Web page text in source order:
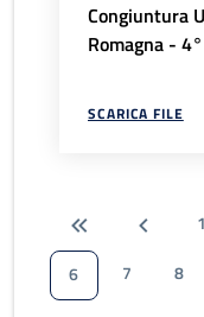
Congiuntura
Romagna -
SCARICA FILE
1
6
7 8